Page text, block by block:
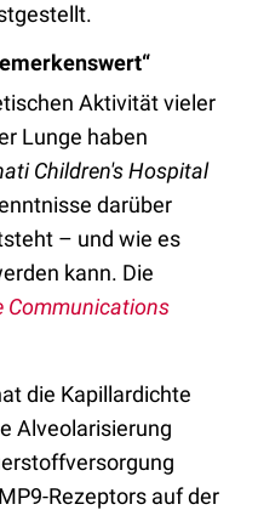
Aktivität vieler
Lunge haben
Children's Hospital
darüber
– und wie es
kann. Die
Communications
die Kapillardichte
Alveolarisierung
Rezeptors auf der